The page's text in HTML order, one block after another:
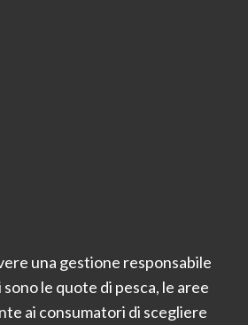
una gestione responsabile
le quote di pesca, le aree
ai consumatori di scegliere